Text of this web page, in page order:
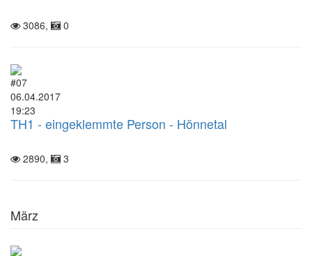
3086, 0
#07
06.04.2017
19:23
TH1 - eingeklemmte Person - Hönnetal
2890, 3
März